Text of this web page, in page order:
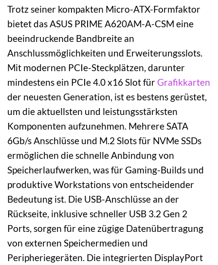
Trotz seiner kompakten Micro-ATX-Formfaktor
bietet das ASUS PRIME A620AM-A-CSM eine
beeindruckende Bandbreite an
Anschlussmöglichkeiten und Erweiterungsslots.
Mit modernen PCIe-Steckplätzen, darunter
mindestens ein PCIe 4.0 x16 Slot für Grafikkarten
der neuesten Generation, ist es bestens gerüstet,
um die aktuellsten und leistungsstärksten
Komponenten aufzunehmen. Mehrere SATA
6Gb/s Anschlüsse und M.2 Slots für NVMe SSDs
ermöglichen die schnelle Anbindung von
Speicherlaufwerken, was für Gaming-Builds und
produktive Workstations von entscheidender
Bedeutung ist. Die USB-Anschlüsse an der
Rückseite, inklusive schneller USB 3.2 Gen 2
Ports, sorgen für eine zügige Datenübertragung
von externen Speichermedien und
Peripheriegeräten. Die integrierten DisplayPort